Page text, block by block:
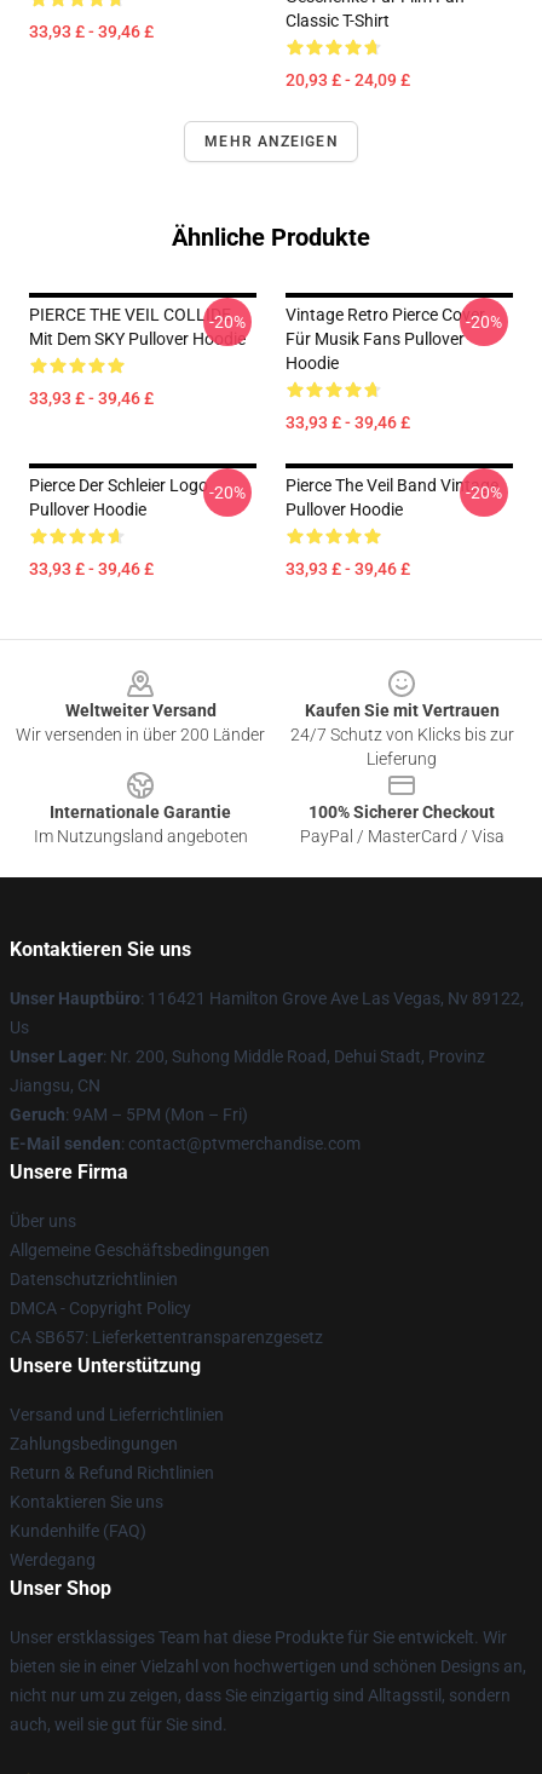
33,93 £ - 39,46 £
Classic T-Shirt
20,93 £ - 24,09 £
MEHR ANZEIGEN
Ähnliche Produkte
PIERCE THE VEIL COLLIDE
Mit Dem SKY Pullover Hoodie
33,93 £ - 39,46 £
-20%
Vintage Retro Pierce Cover
Für Musik Fans Pullover
Hoodie
33,93 £ - 39,46 £
-20%
Pierce Der Schleier Logo
Pullover Hoodie
33,93 £ - 39,46 £
-20%
Pierce The Veil Band Vintage
Pullover Hoodie
33,93 £ - 39,46 £
-20%
Weltweiter Versand
Wir versenden in über 200 Länder
Kaufen Sie mit Vertrauen
24/7 Schutz von Klicks bis zur
Lieferung
Internationale Garantie
Im Nutzungsland angeboten
100% Sicherer Checkout
PayPal / MasterCard / Visa
Kontaktieren Sie uns
Unser Hauptbüro: 116421 Hamilton Grove Ave Las Vegas, Nv 89122,
Us
Unser Lager: Nr. 200, Suhong Middle Road, Dehui Stadt, Provinz
Jiangsu, CN
Geruch: 9AM – 5PM (Mon – Fri)
E-Mail senden: contact@ptvmerchandise.com
Unsere Firma
Über uns
Allgemeine Geschäftsbedingungen
Datenschutzrichtlinien
DMCA - Copyright Policy
CA SB657: Lieferkettentransparenzgesetz
Unsere Unterstützung
Versand und Lieferrichtlinien
Zahlungsbedingungen
Return & Refund Richtlinien
Kontaktieren Sie uns
Kundenhilfe (FAQ)
Werdegang
Unser Shop
Unser erstklassiges Team hat diese Produkte für Sie entwickelt. Wir
bieten sie in einer Vielzahl von hochwertigen und schönen Designs an,
nicht nur um zu zeigen, dass Sie einzigartig sind Alltagsstil, sondern
auch, weil sie gut für Sie sind.